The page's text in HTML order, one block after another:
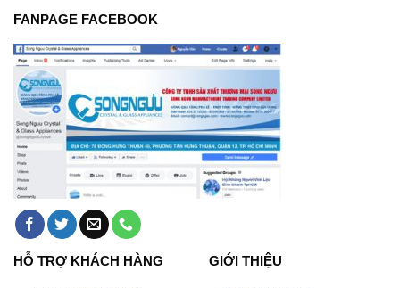
FANPAGE FACEBOOK
HỖ TRỢ KHÁCH HÀNG GIỚI THIỆU